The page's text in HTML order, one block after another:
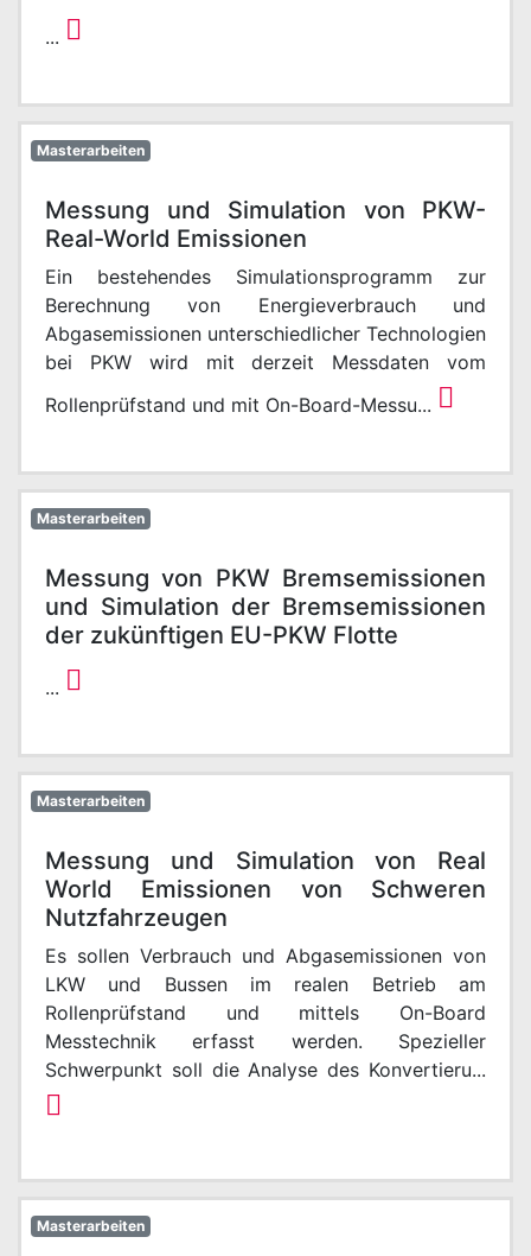
...
Masterarbeiten
Messung und Simulation von PKW-
Real-World Emissionen
Ein bestehendes Simulationsprogramm zur
Berechnung von Energieverbrauch und
Abgasemissionen unterschiedlicher Technologien
bei PKW wird mit derzeit Messdaten vom
Rollenprüfstand und mit On-Board-Messu...
Masterarbeiten
Messung von PKW Bremsemissionen
und Simulation der Bremsemissionen
der zukünftigen EU-PKW Flotte
...
Masterarbeiten
Messung und Simulation von Real
World Emissionen von Schweren
Nutzfahrzeugen
Es sollen Verbrauch und Abgasemissionen von
LKW und Bussen im realen Betrieb am
Rollenprüfstand und mittels On-Board
Messtechnik erfasst werden. Spezieller
Schwerpunkt soll die Analyse des Konvertieru...
Masterarbeiten